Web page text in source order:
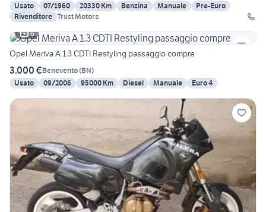
Usato
07/1960 20330 Km Benzina Manuale
Pre-Euro
Rivenditore Trust Motors
6
Opel Meriva A 1.3 CDTI Restyling passaggio compre
3.000 €Benevento(BN)
Usato
09/2006 95000 Km Diesel Manuale Euro 4